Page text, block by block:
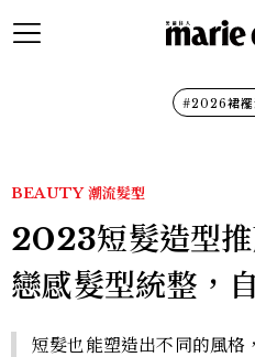
#2026裙
BEAUTY 潮流髮型
2023短髮造型
戀感髮型統整，
短髮也能塑造出不同的風格